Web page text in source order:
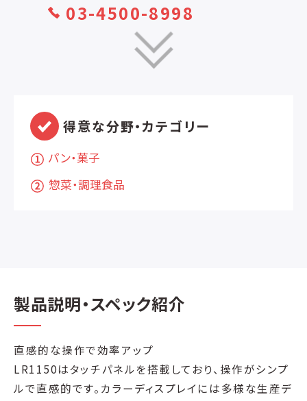
03-4500-8998
得意な分野・カテゴリー
パン・菓子
惣菜・調理食品
製品説明・スペック紹介
直感的な操作で効率アップ
LR1150はタッチパネルを搭載しており、操作がシンプ
ルで直感的です。カラーディスプレイには多様な生産デ